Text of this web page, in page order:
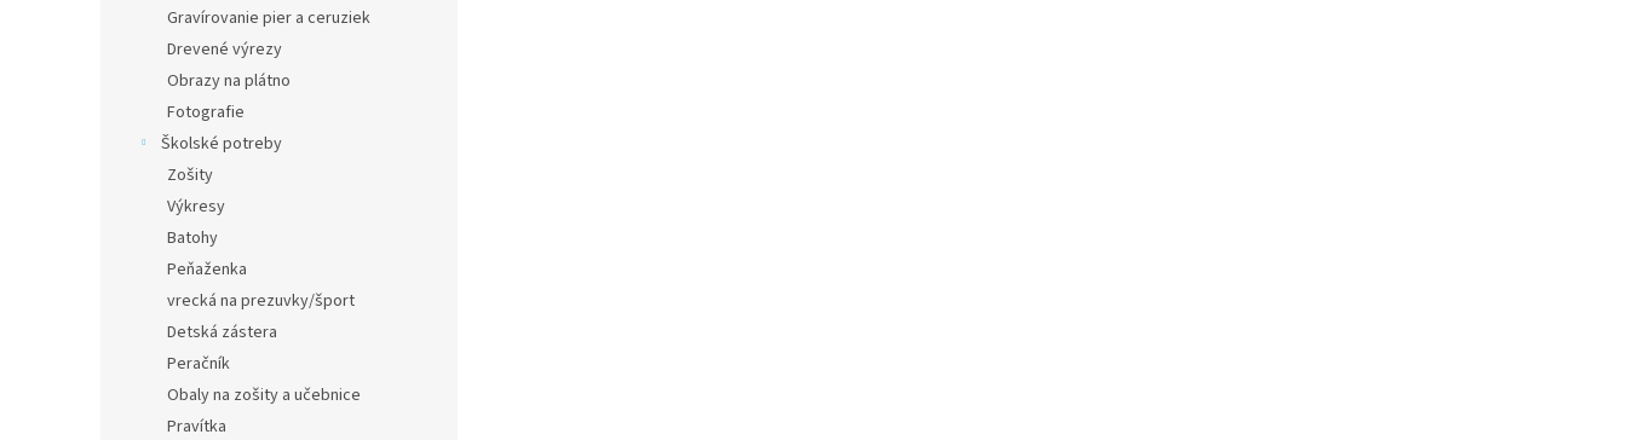
Gravírovanie pier a ceruziek
Drevené výrezy
Obrazy na plátno
Fotografie
Školské potreby
Zošity
Výkresy
Batohy
Peňaženka
vrecká na prezuvky/šport
Detská zástera
Peračník
Obaly na zošity a učebnice
Pravítka